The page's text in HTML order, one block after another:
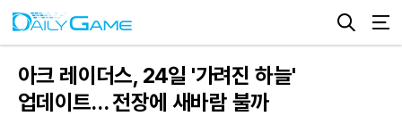
아크 레이더스, 24일 '가려진 하늘'
업데이트… 전장에 새바람 불까